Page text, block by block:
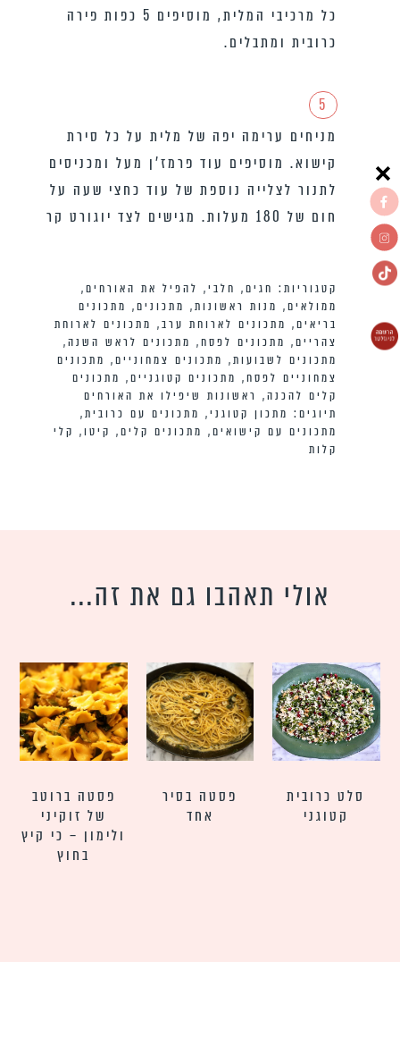
כל מרכיבי המלית, מוסיפים 5 כפות פירה
כרובית ומתבלים.
5
מניחים ערימה יפה של מלית על כל סירת
קישוא. מוסיפים עוד פרמז׳ן מעל ומכניסים
לתנור לצלייה נוספת של עוד כחצי שעה על
חום של 180 מעלות. מגישים לצד יוגורט קר
קטגוריות: חגים, חלבי, להפיל את האורחים,
ממולאים, מנות ראשונות, מתכונים, מתכונים
בריאים, מתכונים לארוחת ערב, מתכונים לארוחת
צהריים, מתכונים לפסח, מתכונים לראש השנה,
מתכונים לשבועות, מתכונים צמחוניים, מתכונים
צמחוניים לפסח, מתכונים קטוגניים, מתכונים
קלים להכנה, ראשונות שיפילו את האורחים
תיוגים: מתכון קטוגני, מתכונים עם כרובית,
מתכונים עם קישואים, מתכונים קלים, קיטו, קלי
קלות
אולי תאהבו גם את זה...
סלט כרובית
קטוגני
פסטה בסיר
אחד
פסטה ברוטב
של זוקיני
ולימון – כי קיץ
בחוץ